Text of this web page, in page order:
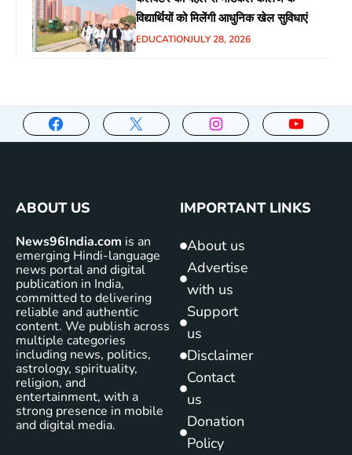
विद्यार्थियों को मिलेंगी आधुनिक खेल सुविधाएं
EDUCATIONJULY 28, 2026
ABOUT US
News96India.com is an
emerging Hindi-language
news portal and digital
publication in India,
committed to delivering
reliable and authentic
content. We publish across
multiple categories
including news, politics,
astrology, spirituality,
religion, and
entertainment, with a
strong presence in mobile
and digital media.
IMPORTANT LINKS
About us
Advertise
with us
Support
us
Disclaimer
Contact
us
Donation
Policy